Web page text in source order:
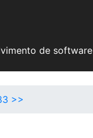
de software
>>